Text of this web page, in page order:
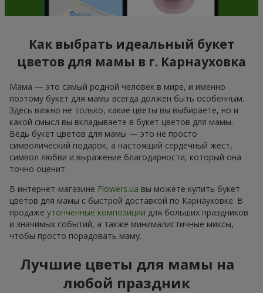
Как выбрать идеальный букет
цветов для мамы в г. Карнауховка
Мама — это самый родной человек в мире, и именно
поэтому букет для мамы всегда должен быть особенным.
Здесь важно не только, какие цветы вы выбираете, но и
какой смысл вы вкладываете в букет цветов для мамы.
Ведь букет цветов для мамы — это не просто
символический подарок, а настоящий сердечный жест,
символ любви и выражение благодарности, который она
точно оценит.
В интернет-магазине Flowers.ua вы можете купить букет
цветов для мамы с быстрой доставкой по Карнауховке. В
продаже утонченные композиции для больших праздников
и значимых событий, а также минималистичные миксы,
чтобы просто порадовать маму.
Лучшие цветы для мамы на
любой праздник